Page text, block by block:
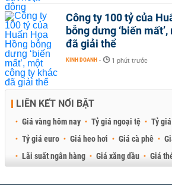
Công ty 100 tỷ của
bỗng dưng ‘biến
đã giải thể
KINH DOANH - 1 phút trước
LIÊN KẾT NỔI BẬT
Giá vàng hôm nay Tỷ giá ngoại tệ Tỷ
Tỷ giá euro
Giá heo hơi Giá cà phê
Lãi suất ngân hàng
Giá xăng dầu
Giá